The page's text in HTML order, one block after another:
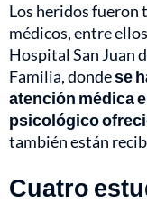
Los heridos fueron
médicos, entre
Hospital San Juan
Familia, dondese
atención médica
psicológico
también están
Cuatro